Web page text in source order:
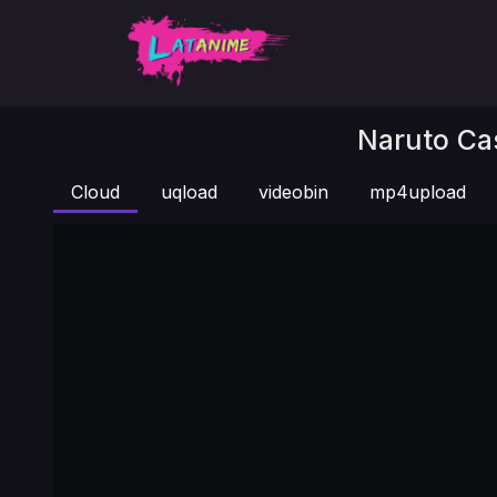
Naruto
Cloud uqload videobin mp4upload